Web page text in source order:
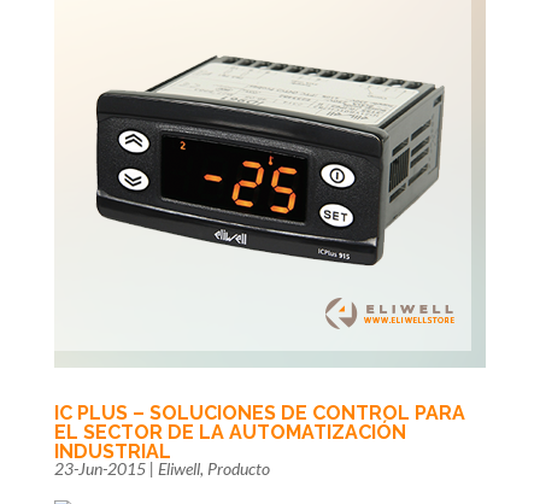
IC PLUS – SOLUCIONES DE CONTROL PARA
EL SECTOR DE LA AUTOMATIZACIÓN
INDUSTRIAL
23-Jun-2015| Eliwell, Producto